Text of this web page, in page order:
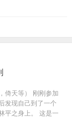
倚天等） 刚刚参加
发现自己到了一个
平之身上。 这是一